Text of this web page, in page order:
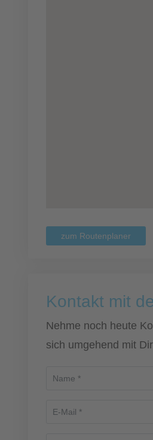
zum Routenplaner
Kontakt mit
Nehme noch heute
sich umgehend mit